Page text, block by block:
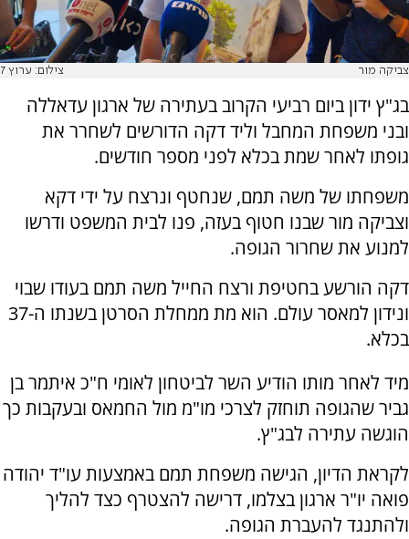
צביקה מור צילום: ערוץ 7
בג"ץ ידון ביום רביעי הקרוב בעתירה של ארגון עדאללה
ובני משפחת המחבל וליד דקה הדורשים לשחרר את
גופתו לאחר שמת בכלא לפני מספר חודשים.
משפחתו של משה תמם, שנחטף ונרצח על ידי דקא
וצביקה מור שבנו חטוף בעזה, פנו לבית המשפט ודרשו
למנוע את שחרור הגופה.
דקה הורשע בחטיפת ורצח החייל משה תמם בעודו שבוי
ונידון למאסר עולם. הוא מת ממחלת הסרטן בשנתו ה-37
בכלא.
מיד לאחר מותו הודיע השר לביטחון לאומי ח"כ איתמר בן
גביר שהגופה תוחזק לצרכי מו"מ מול החמאס ובעקבות כך
הוגשה עתירה לבג"ץ.
לקראת הדיון, הגישה משפחת תמם באמצעות עו"ד יהודה
פואה יו"ר ארגון בצלמו, דרישה להצטרף כצד להליך
ולהתנגד להעברת הגופה.